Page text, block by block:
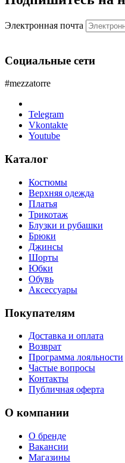
Электронная почта
Социальные сети
#mezzatorre
Telegram
Vkontakte
Youtube
Каталог
Костюмы
Верхняя одежда
Платья
Трикотаж
Блузки и рубашки
Брюки
Джинсы
Шорты
Юбки
Обувь
Аксессуары
Покупателям
Доставка и оплата
Возврат
Программа лояльности
Частые вопросы
Контакты
Публичная оферта
О компании
О бренде
Вакансии
Магазины